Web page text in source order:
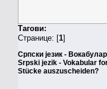
Тагови:
Странице: [1]
Српски језик -
Srpski jezik - Vokabular
Stücke auszuscheiden?